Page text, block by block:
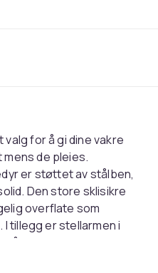
for å gi dine vakre
de pleies.
er støttet av stålben,
Den store sklisikre
overflate som
tillegg er stellarmen i
du kan justere den i en